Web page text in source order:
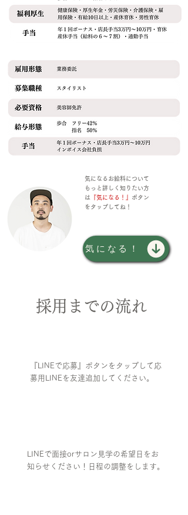
気になるお給料について
もっと詳しく知りたい方
は 『気になる！』 ボタン
をタップしてね！
気になる！
採用までの流れ
​『LINEで応募』ボタンをタップして応
募用LINEを友達追加してください。
LINEで面接orサロン見学の希望日をお
知らせください！日程の調整をします。